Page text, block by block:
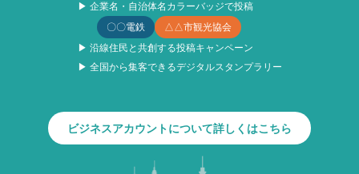
▶ 企業名・自治体名カラーバッジで投稿
〇〇電鉄
△△市観光協会
▶ 沿線住民と共創する投稿キャンペーン
▶ 全国から集客できるデジタルスタンプラリー
ビジネスアカウントについて詳しくはこちら